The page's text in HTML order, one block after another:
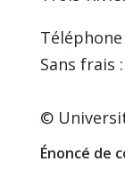
Téléphone
Sans frais
©
Énoncé de